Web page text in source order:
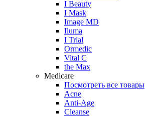
I Beauty
I Mask
Image MD
Iluma
I Trial
Ormedic
Vital C
the Max
Medicare
Посмотреть все товары
Acne
Anti‑Age
Cleanse